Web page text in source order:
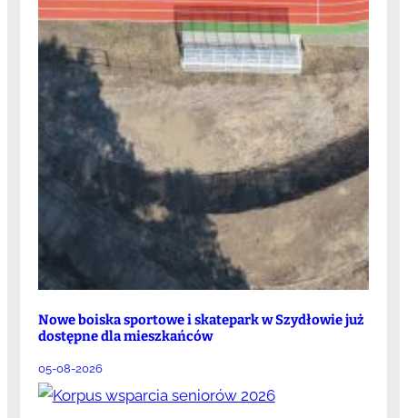
Nowe boiska sportowe i skatepark w Szydłowie już
dostępne dla mieszkańców
05-08-2026